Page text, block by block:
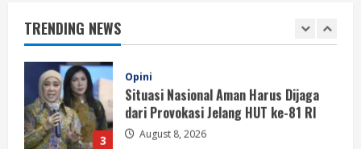
TRENDING NEWS
2
3
Opini
Situasi Nasional Aman Harus Dijaga
dari Provokasi Jelang HUT ke-81 RI
August 8, 2026